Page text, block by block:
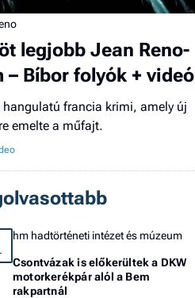
legjobb Jean Reno-
– Bíbor folyók + videó
hangulatú francia krimi, amely új
emelte a műfajt.
hm hadtörténeti intézet és múzeum
Csontvázak is előkerültek a DKW
motorkerékpár alól a Bem
rakpartnál